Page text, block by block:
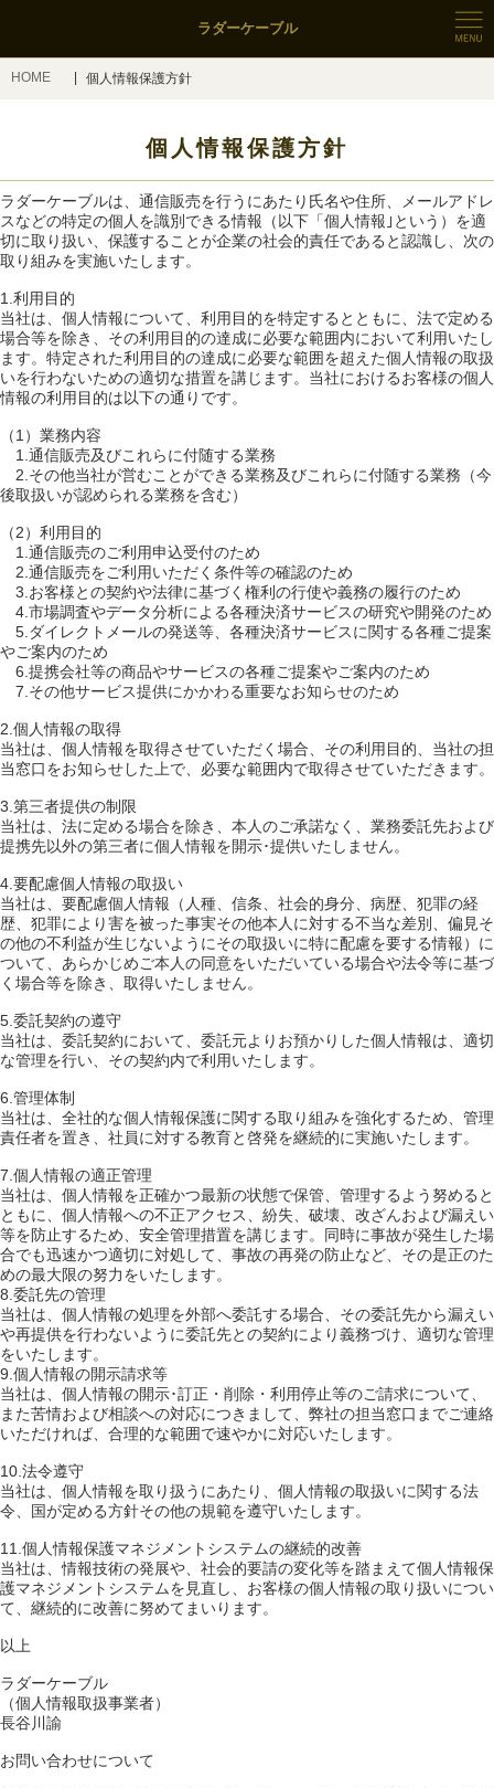
ラダーケーブル
HOME 個人情報保護方針
個人情報保護方針
ラダーケーブルは、通信販売を行うにあたり氏名や住所、メールアドレ
スなどの特定の個人を識別できる情報（以下「個人情報｣という）を適
切に取り扱い、保護することが企業の社会的責任であると認識し、次の
取り組みを実施いたします。
1.利用目的
当社は、個人情報について、利用目的を特定するとともに、法で定める
場合等を除き、その利用目的の達成に必要な範囲内において利用いたし
ます。特定された利用目的の達成に必要な範囲を超えた個人情報の取扱
いを行わないための適切な措置を講じます。当社におけるお客様の個人
情報の利用目的は以下の通りです。
（1）業務内容
1.通信販売及びこれらに付随する業務
2.その他当社が営むことができる業務及びこれらに付随する業務（今
後取扱いが認められる業務を含む）
（2）利用目的
1.通信販売のご利用申込受付のため
2.通信販売をご利用いただく条件等の確認のため
3.お客様との契約や法律に基づく権利の行使や義務の履行のため
4.市場調査やデータ分析による各種決済サービスの研究や開発のため
5.ダイレクトメールの発送等、各種決済サービスに関する各種ご提案
やご案内のため
6.提携会社等の商品やサービスの各種ご提案やご案内のため
7.その他サービス提供にかかわる重要なお知らせのため
2.個人情報の取得
当社は、個人情報を取得させていただく場合、その利用目的、当社の担
当窓口をお知らせした上で、必要な範囲内で取得させていただきます。
3.第三者提供の制限
当社は、法に定める場合を除き、本人のご承諾なく、業務委託先および
提携先以外の第三者に個人情報を開示･提供いたしません。
4.要配慮個人情報の取扱い
当社は、要配慮個人情報（人種、信条、社会的身分、病歴、犯罪の経
歴、犯罪により害を被った事実その他本人に対する不当な差別、偏見そ
の他の不利益が生じないようにその取扱いに特に配慮を要する情報）に
ついて、あらかじめご本人の同意をいただいている場合や法令等に基づ
く場合等を除き、取得いたしません。
5.委託契約の遵守
当社は、委託契約において、委託元よりお預かりした個人情報は、適切
な管理を行い、その契約内で利用いたします。
6.管理体制
当社は、全社的な個人情報保護に関する取り組みを強化するため、管理
責任者を置き、社員に対する教育と啓発を継続的に実施いたします。
7.個人情報の適正管理
当社は、個人情報を正確かつ最新の状態で保管、管理するよう努めると
ともに、個人情報への不正アクセス、紛失、破壊、改ざんおよび漏えい
等を防止するため、安全管理措置を講じます。同時に事故が発生した場
合でも迅速かつ適切に対処して、事故の再発の防止など、その是正のた
めの最大限の努力をいたします。
8.委託先の管理
当社は、個人情報の処理を外部へ委託する場合、その委託先から漏えい
や再提供を行わないように委託先との契約により義務づけ、適切な管理
をいたします。
9.個人情報の開示請求等
当社は、個人情報の開示･訂正・削除・利用停止等のご請求について、
また苦情および相談への対応につきまして、弊社の担当窓口までご連絡
いただければ、合理的な範囲で速やかに対応いたします。
10.法令遵守
当社は、個人情報を取り扱うにあたり、個人情報の取扱いに関する法
令、国が定める方針その他の規範を遵守いたします。
11.個人情報保護マネジメントシステムの継続的改善
当社は、情報技術の発展や、社会的要請の変化等を踏まえて個人情報保
護マネジメントシステムを見直し、お客様の個人情報の取り扱いについ
て、継続的に改善に努めてまいります。
以上
ラダーケーブル
（個人情報取扱事業者）
長谷川諭
お問い合わせについて